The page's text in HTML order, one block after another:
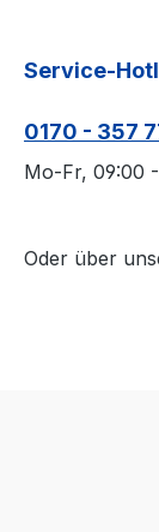
Service-
0170 - 357
Mo-Fr, 09:00
Oder über